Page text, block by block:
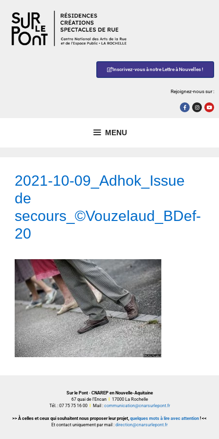
Inscrivez-vous à notre Lettre à Nouvelles !
Rejoignez-nous sur :
MENU
2021-10-09_Adhok_Issue
de
secours_©Vouzelaud_BDef-
20
Sur le Pont · CNAREP en Nouvelle-Aquitaine
67 quai de l’Encan
17000 La Rochelle
Tél. : 07 75 75 16 00
Mail : communication@cnarsurlepont.fr
>> À celles et ceux qui souhaitent nous proposer leur projet, quelques mots à lire avec attention ! <<
Et contact uniquement par mail : direction@cnarsurlepont.fr